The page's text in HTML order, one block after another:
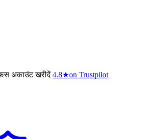
अकाउंट खरीदें 4.8★on Trustpilot